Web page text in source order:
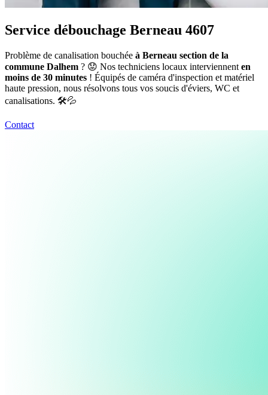
Service débouchage Berneau 4607
Problème de canalisation bouchée à Berneau section de la
commune Dalhem ? 😟 Nos techniciens locaux interviennent en
moins de 30 minutes ! Équipés de caméra d'inspection et matériel
haute pression, nous résolvons tous vos soucis d'éviers, WC et
canalisations. 🛠️💦
Contact